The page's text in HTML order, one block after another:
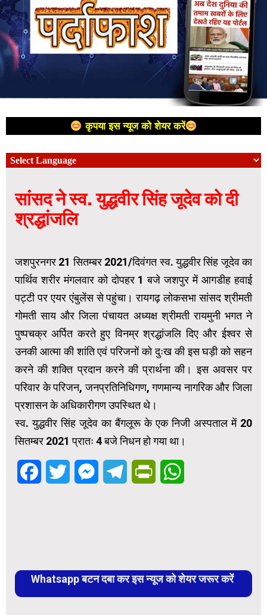
कृपया इस न्यूज को शेयर करें
सांसद ने स्व. युद्धवीर सिंह जूदेव को दी
श्रद्धांजलि
जशपुरनगर 21 सितम्बर 2021/दिवंगत स्व. युद्धवीर सिंह जूदेव का
पार्थिव शरीर मंगलवार को दोपहर 1 बजे जशपुर में आगडीह हवाई
पट्टी पर एयर एंबुलेंस से पहुंचा। रायगढ़ लोकसभा सांसद श्रीमती
गोमती साय और जिला पंचायत अध्यक्ष श्रीमती रायमुनी भगत ने
पुष्पचक्र अर्पित करते हुए विनम्र श्रद्धांजलि दिए और ईश्वर से
उनकी आत्मा की शांति एवं परिजनों को दुःख की इस घड़ी को सहन
करने की शक्ति प्रदान करने की प्रार्थना की। इस अवसर पर
परिवार के परिजन, जनप्रतिनिधिगण, गणमान्य नागरिक और जिला
प्रशासन के अधिकारीगण उपस्थित थे।
स्व. युद्धवीर सिंह जूदेव का बैंगलूरू के एक निजी अस्पताल में 20
सितम्बर 2021 प्रातः 4 बजे निधन हो गया था।
FacebookTwitter MessengerTelegramPrintFriendly
Whatsapp बटन दबा कर इस न्यूज को शेयर जरूर करें